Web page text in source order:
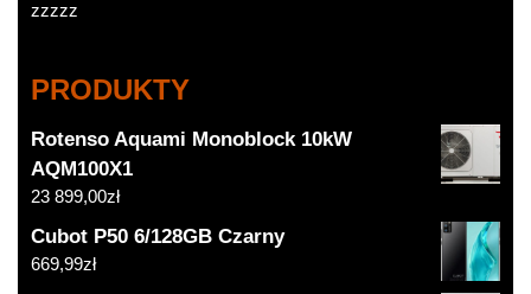
zzzzz
PRODUKTY
Rotenso Aquami Monoblock 10kW
AQM100X1
23 899,00zł
Cubot P50 6/128GB Czarny
669,99zł